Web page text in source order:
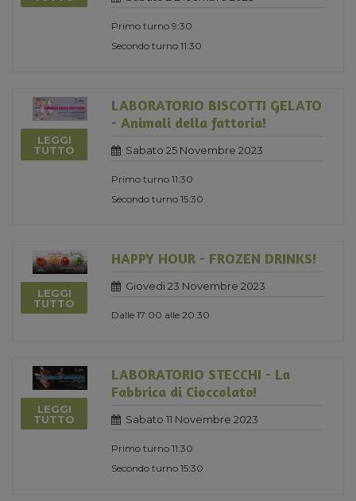
Primo turno 9:30
Secondo turno 11:30
LEGGI
TUTTO
LABORATORIO BISCOTTI GELATO
- Animali della fattoria!
Sabato 25 Novembre 2023
Primo turno 11:30
Secondo turno 15:30
LEGGI
TUTTO
HAPPY HOUR - FROZEN DRINKS!
Giovedi 23 Novembre 2023
Dalle 17:00 alle 20:30
LEGGI
TUTTO
LABORATORIO STECCHI - La
Fabbrica di Cioccolato!
Sabato 11 Novembre 2023
Primo turno 11:30
Secondo turno 15:30